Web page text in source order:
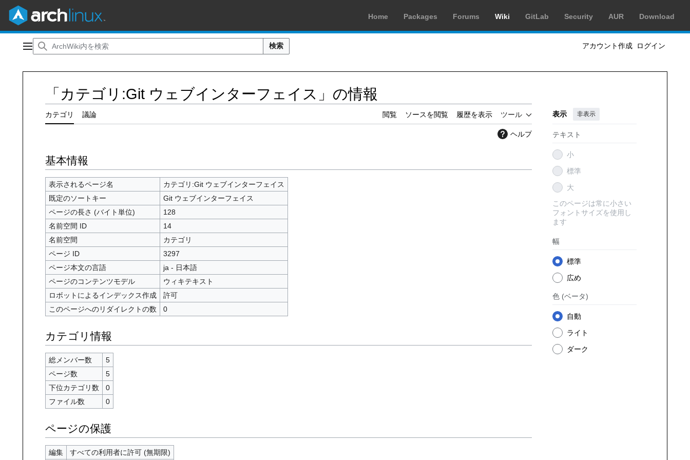
Home Packages Forums Wiki GitLab Security AUR Download
メインメニュー 検索 アカウント作成 ログイン
「カテゴリ:Git ウェブインターフェイス」の情報
カテゴリ 議論 閲覧 ソースを閲覧 履歴を表示 ツール 表示 非表示
テキスト
小
標準
大
このページは常に小さい
フォントサイズを使用し
ます
幅
標準
広め
色 (ベータ)
自動
ライト
ダーク
ヘルプ
基本情報
表示されるページ名
カテゴリ:Git ウェブインターフェイス
既定のソートキー
Git ウェブインターフェイス
ページの長さ (バイト単位)
128
名前空間 ID
14
名前空間
カテゴリ
ページ ID
3297
ページ本文の言語
ja - 日本語
ページのコンテンツモデル
ウィキテキスト
ロボットによるインデックス作成
許可
このページへのリダイレクトの数
0
カテゴリ情報
総メンバー数
5
ページ数
5
下位カテゴリ数
0
ファイル数
0
ページの保護
編集
すべての利用者に許可 (無期限)